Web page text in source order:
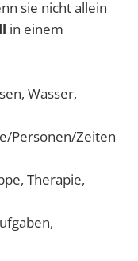
sie nicht allein
in einem
Wasser,
Personen/Zeiten
Therapie,